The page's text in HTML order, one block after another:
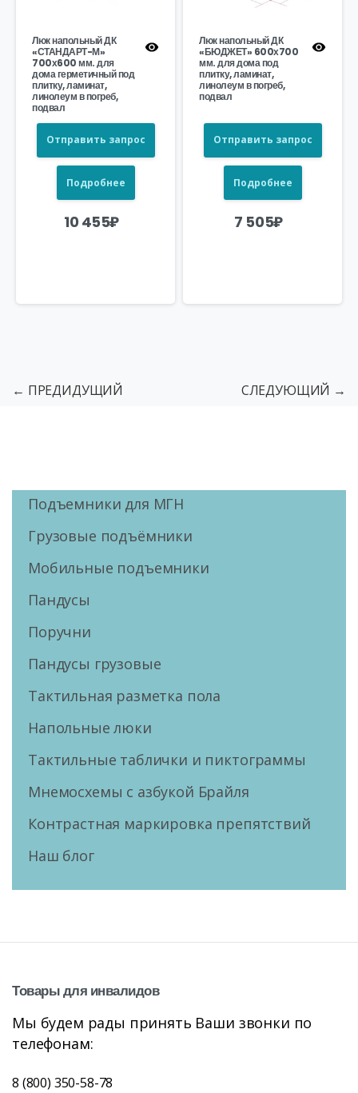
Люк напольный ДК
«СТАНДАРТ-М»
700х600 мм. для
дома герметичный под
плитку, ламинат,
линолеум в погреб,
подвал
Отправить запрос
Подробнее
10 455₽
Люк напольный ДК
«БЮДЖЕТ» 600х700
мм. для дома под
плитку, ламинат,
линолеум в погреб,
подвал
Отправить запрос
Подробнее
7 505₽
← ПРЕДИДУЩИЙ СЛЕДУЮЩИЙ →
Подъемники для МГН
Грузовые подъёмники
Мобильные подъемники
Пандусы
Поручни
Пандусы грузовые
Тактильная разметка пола
Напольные люки
Тактильные таблички и пиктограммы
Мнемосхемы с азбукой Брайля
Контрастная маркировка препятствий
Наш блог
Товарыдля инвалидов
Мы будем рады принять Ваши звонки по
телефонам:
8 (800) 350-58-78